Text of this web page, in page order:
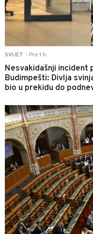
SVIJET Pre 1 h
Nesvakidašnji incident
Budimpešti: Divlja
bio u prekidu do